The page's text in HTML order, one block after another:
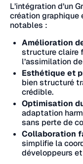
L’intégration d’un
création graphique
notables :
Amélioration
structure claire
l’assimilation
Esthétique et
bien structuré
crédible.
Optimisation
adaptation
sans perte de
Collaboration
simplifie la
développeurs